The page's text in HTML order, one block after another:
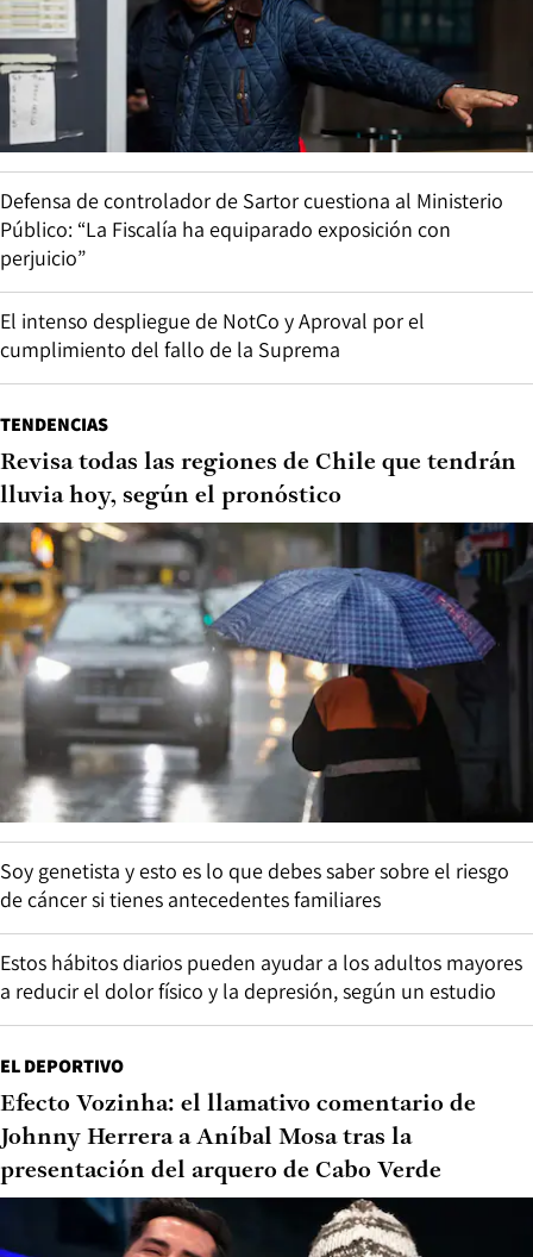
Defensa de controlador de Sartor cuestiona al Ministerio
Público: “La Fiscalía ha equiparado exposición con
perjuicio”
El intenso despliegue de NotCo y Aproval por el
cumplimiento del fallo de la Suprema
TENDENCIAS
Revisa todas las regiones de Chile que tendrán
lluvia hoy, según el pronóstico
Soy genetista y esto es lo que debes saber sobre el riesgo
de cáncer si tienes antecedentes familiares
Estos hábitos diarios pueden ayudar a los adultos mayores
a reducir el dolor físico y la depresión, según un estudio
EL DEPORTIVO
Efecto Vozinha: el llamativo comentario de
Johnny Herrera a Aníbal Mosa tras la
presentación del arquero de Cabo Verde